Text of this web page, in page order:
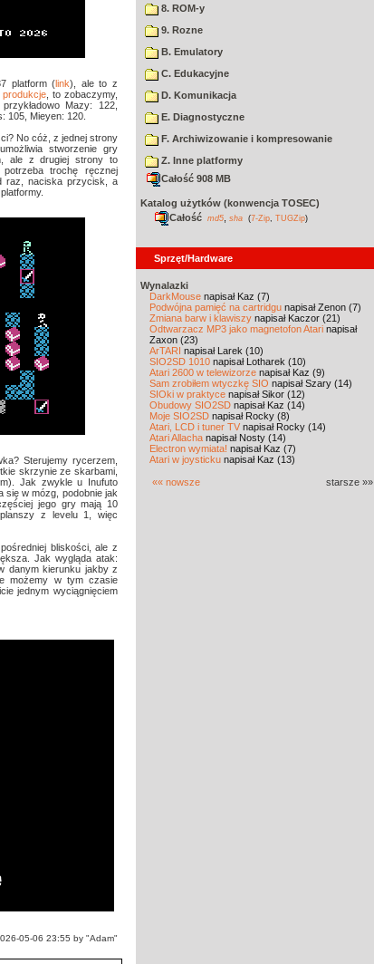
platform (link), ale to z
, to zobaczymy,
Mazy: 122,
105, Mieyen: 120.
No cóż, z jednej strony
stworzenie gry
ale z drugiej strony to
potrzeba trochę ręcznej
raz, naciska przycisk, a
Sterujemy rycerzem,
skrzynie ze skarbami,
Jak zwykle u Inufuto
w mózg, podobnie jak
jego gry mają 10
z levelu 1, więc
bliskości, ale z
Jak wygląda atak:
danym kierunku jakby z
możemy w tym czasie
jednym wyciągnięciem
05-06 23:55 by "Adam"
8. ROM-y
9. Rozne
B. Emulatory
C. Edukacyjne
D. Komunikacja
E. Diagnostyczne
F. Archiwizowanie i kompresowanie
Z. Inne platformy
Całość 908 MB
Katalog użytków (konwencja TOSEC)
Całość md5 sha (7-Zip TUGZip)
Sprzęt/Hardware
Wynalazki
DarkMouse napisał Kaz (7)
Podwójna pamięć na cartridgu napisał Zenon (7)
Zmiana barw i klawiszy napisał Kaczor (21)
Odtwarzacz MP3 jako magnetofon Atari napisał
Zaxon (23)
ArTARI napisał Larek (10)
SIO2SD 1010 napisał Lotharek (10)
Atari 2600 w telewizorze napisał Kaz (9)
Sam zrobiłem wtyczkę SIO napisał Szary (14)
SIOki w praktyce napisał Sikor (12)
Obudowy SIO2SD napisał Kaz (14)
Moje SIO2SD napisał Rocky (8)
Atari, LCD i tuner TV napisał Rocky (14)
Atari Allacha napisał Nosty (14)
Electron wymiata! napisał Kaz (7)
Atari w joysticku napisał Kaz (13)
«« nowsze starsze »»